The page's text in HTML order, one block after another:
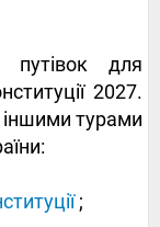
путівок для
2027.
турами
;